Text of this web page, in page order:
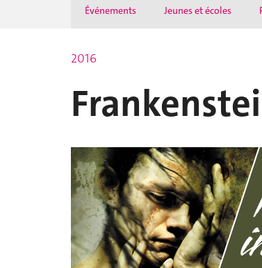
Événements Jeunes et écoles
2016